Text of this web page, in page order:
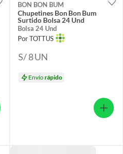
BON BON BUM
Chupetines Bon Bon Bum
Surtido Bolsa 24 Und
Bolsa 24 Und
Por TOTTUS
S/ 8UN
Envíorápido